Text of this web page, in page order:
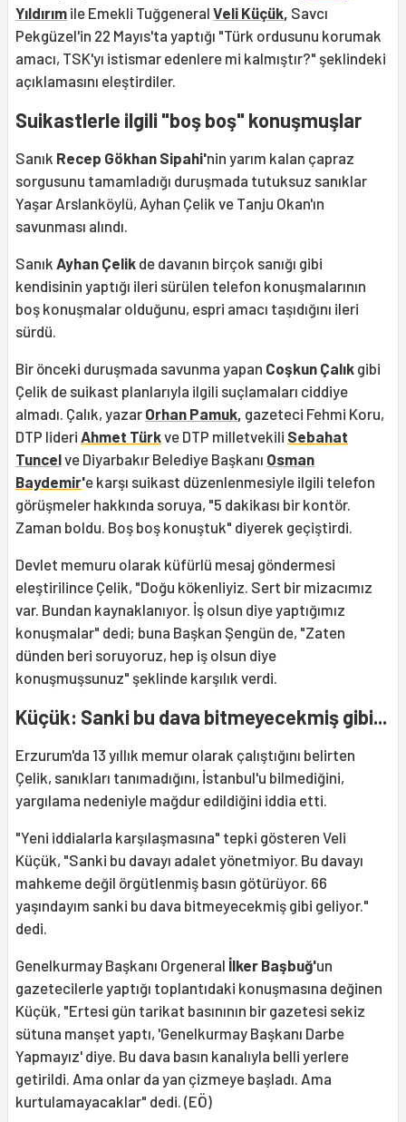
Yıldırım ile Emekli Tuğgeneral Veli Küçük, Savcı
Pekgüzel'in 22 Mayıs'ta yaptığı "Türk ordusunu korumak
amacı, TSK'yı istismar edenlere mi kalmıştır?" şeklindeki
açıklamasını eleştirdiler.
Suikastlerle ilgili "boş boş" konuşmuşlar
Sanık Recep Gökhan Sipahi'nin yarım kalan çapraz
sorgusunu tamamladığı duruşmada tutuksuz sanıklar
Yaşar Arslanköylü, Ayhan Çelik ve Tanju Okan'ın
savunması alındı.
Sanık Ayhan Çelik de davanın birçok sanığı gibi
kendisinin yaptığı ileri sürülen telefon konuşmalarının
boş konuşmalar olduğunu, espri amacı taşıdığını ileri
sürdü.
Bir önceki duruşmada savunma yapan Coşkun Çalık gibi
Çelik de suikast planlarıyla ilgili suçlamaları ciddiye
almadı. Çalık, yazar Orhan Pamuk, gazeteci Fehmi Koru,
DTP lideri Ahmet Türkve DTP milletvekili Sebahat
Tuncelve Diyarbakır Belediye Başkanı Osman
Baydemir'e karşı suikast düzenlenmesiyle ilgili telefon
görüşmeler hakkında soruya, "5 dakikası bir kontör.
Zaman boldu. Boş boş konuştuk" diyerek geçiştirdi.
Devlet memuru olarak küfürlü mesaj göndermesi
eleştirilince Çelik, "Doğu kökenliyiz. Sert bir mizacımız
var. Bundan kaynaklanıyor. İş olsun diye yaptığımız
konuşmalar" dedi; buna Başkan Şengün de, "Zaten
dünden beri soruyoruz, hep iş olsun diye
konuşmuşsunuz" şeklinde karşılık verdi.
Küçük: Sanki bu dava bitmeyecekmiş gibi...
Erzurum'da 13 yıllık memur olarak çalıştığını belirten
Çelik, sanıkları tanımadığını, İstanbul'u bilmediğini,
yargılama nedeniyle mağdur edildiğini iddia etti.
"Yeni iddialarla karşılaşmasına" tepki gösteren Veli
Küçük, "Sanki bu davayı adalet yönetmiyor. Bu davayı
mahkeme değil örgütlenmiş basın götürüyor. 66
yaşındayım sanki bu dava bitmeyecekmiş gibi geliyor."
dedi.
Genelkurmay Başkanı Orgeneral İlker Başbuğ'un
gazetecilerle yaptığı toplantıdaki konuşmasına değinen
Küçük, "Ertesi gün tarikat basınının bir gazetesi sekiz
sütuna manşet yaptı, 'Genelkurmay Başkanı Darbe
Yapmayız' diye. Bu dava basın kanalıyla belli yerlere
getirildi. Ama onlar da yan çizmeye başladı. Ama
kurtulamayacaklar" dedi. (EÖ)